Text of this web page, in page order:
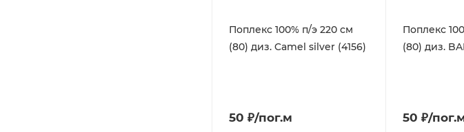
Поплекс 100% п/э 220 см
(80) диз. Camel silver (4156)
50 ₽/пог.м
Поплекс
(80) диз.
50 ₽/